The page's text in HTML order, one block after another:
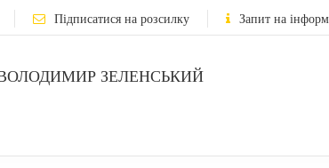
Підписатися на розсилку Запит на
ЗЕЛЕНСЬКИЙ